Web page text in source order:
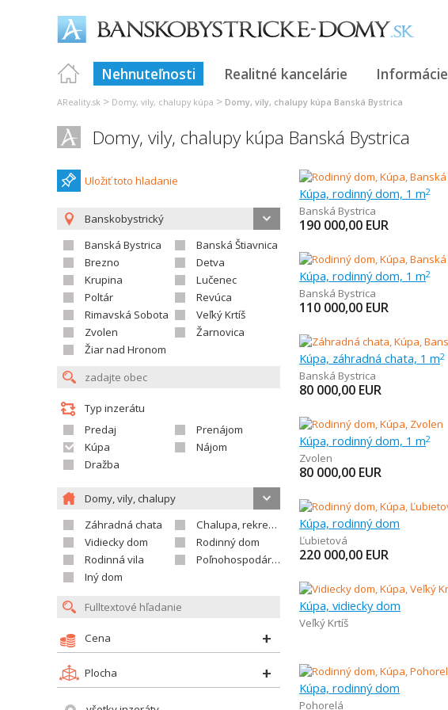
Nehnuteľnosti Realitné kancelárie Informácie
AReality.sk > Domy, vily, chalupy kúpa > Domy, vily, chalupy kúpa Banská Bystrica
Domy, vily, chalupy kúpa Banská Bystrica
Uložiť toto hladanie
Banskobystrický
Banská Bystrica
Banská Štiavnica
Brezno
Detva
Krupina
Lučenec
Poltár
Revúca
Rimavská Sobota
Veľký Krtíš
Zvolen
Žarnovica
Žiar nad Hronom
Typ inzerátu
Predaj
Prenájom
Kúpa
Nájom
Dražba
Domy, vily, chalupy
Záhradná chata
Chalupa, rekreačný domček
Vidiecky dom
Rodinný dom
Rodinná vila
Poľnohospodárska usadlosť
Iný dom
Cena
Plocha
Kúpa, rodinný dom, 1 m2
Banská Bystrica
190 000,00 EUR
Kúpa, rodinný dom, 1 m2
Banská Bystrica
110 000,00 EUR
Kúpa, záhradná chata, 1 m2
Banská Bystrica
80 000,00 EUR
Kúpa, rodinný dom, 1 m2
Zvolen
80 000,00 EUR
Kúpa, rodinný dom
Ľubietová
220 000,00 EUR
Kúpa, vidiecky dom
Veľký Krtíš
Kúpa, rodinný dom
Pohorelá